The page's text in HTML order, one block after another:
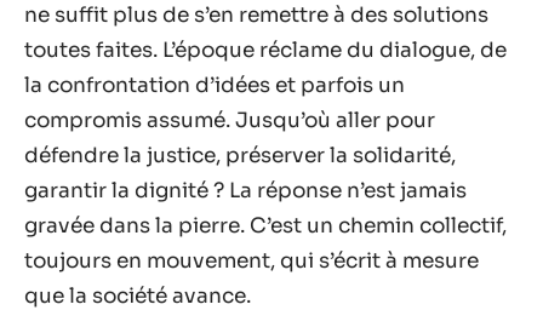
ne suffit plus de s’en remettre à des solutions
toutes faites. L’époque réclame du dialogue, de
la confrontation d’idées et parfois un
compromis assumé. Jusqu’où aller pour
défendre la justice, préserver la solidarité,
garantir la dignité ? La réponse n’est jamais
gravée dans la pierre. C’est un chemin collectif,
toujours en mouvement, qui s’écrit à mesure
que la société avance.